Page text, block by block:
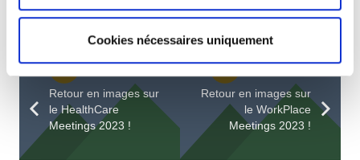
Cookies nécessaires uniquement
Retour en images sur
le HealthCare
Meetings 2023 !
Retour en images sur
le WorkPlace
Meetings 2023 !